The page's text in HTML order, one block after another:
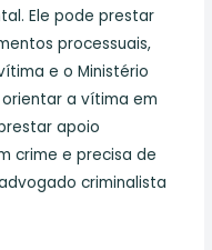
Ele pode prestar
processuais,
e o Ministério
orientar a vítima em
apoio
crime e precisa de
criminalista